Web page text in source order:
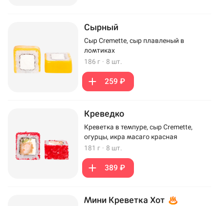
Сырный
Сыр Cremette, сыр плавленый в
ломтиках
186 г · 8 шт.
259 ₽
Креведко
Креветка в темпуре, сыр Cremette,
огурцы, икра масаго красная
181 г · 8 шт.
389 ₽
Мини Креветка Хот